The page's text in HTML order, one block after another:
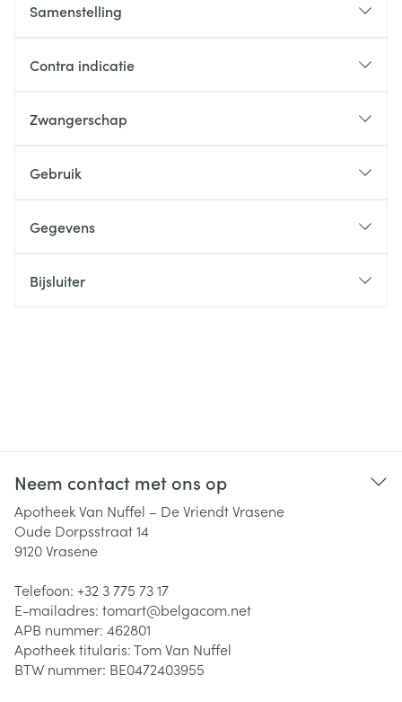
Samenstelling
Contra indicatie
Zwangerschap
Gebruik
Gegevens
Bijsluiter
Neem contact met ons op
Apotheek Van Nuffel – De Vriendt Vrasene
Oude Dorpsstraat 14
9120Vrasene
Telefoon: +32 3 775 73 17
E-mailadres: tomart@belgacom.net
APB nummer: 462801
Apotheek titularis:Tom Van Nuffel
BTW nummer: BE0472403955